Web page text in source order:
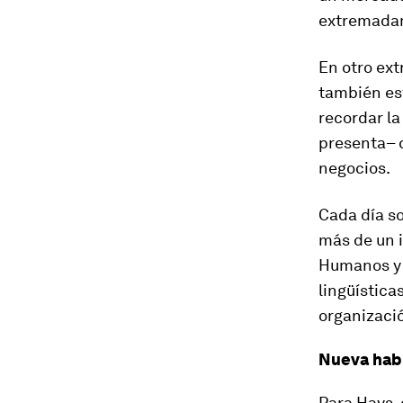
En otro
también
recordar
presenta–
negocios.
Cada día
más de un
Humanos
Nueva